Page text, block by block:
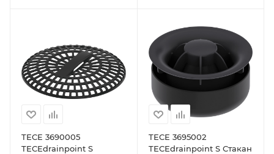
TECE 3690005
TECEdrainpoint S
TECE 3695002
TECEdrainpoint S Стакан